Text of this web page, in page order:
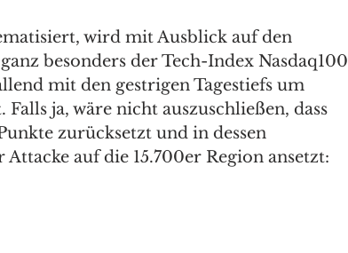
wird mit Ausblick auf den
besonders der Tech-Index Nasdaq100
mit den gestrigen Tagestiefs um
ja, wäre nicht auszuschließen, dass
zurücksetzt und in dessen
auf die 15.700er Region ansetzt: